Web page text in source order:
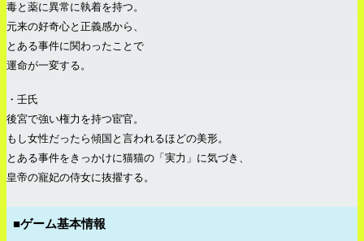
毒と薬に異常に執着を持つ。
元来の好奇心と正義感から、
とある事件に関わったことで
運命が一変する。
・壬氏
後宮で強い権力を持つ宦官。
もし女性だったら傾国と言われるほどの美形。
とある事件をきっかけに猫猫の「実力」に気づき、
皇帝の寵妃の侍女に抜擢する。
■ゲーム基本情報